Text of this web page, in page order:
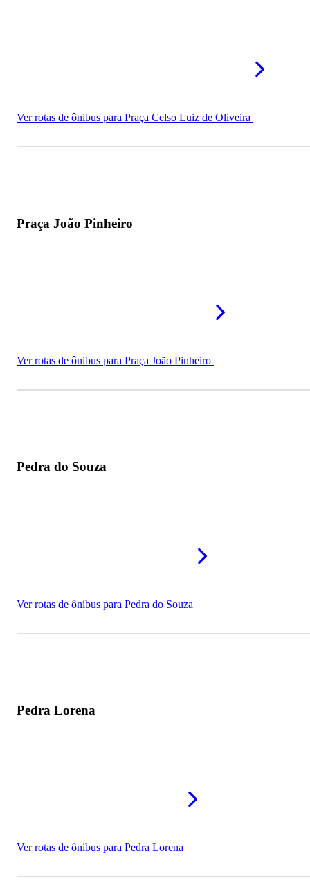
Ver rotas de ônibus para Praça Celso Luiz de Oliveira
Praça João Pinheiro
Ver rotas de ônibus para Praça João Pinheiro
Pedra do Souza
Ver rotas de ônibus para Pedra do Souza
Pedra Lorena
Ver rotas de ônibus para Pedra Lorena